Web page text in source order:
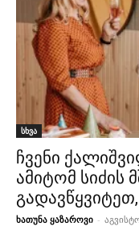
სხვა
ჩვენი
ამიტომ სიძის
ხათუნა ყაზაროვი -